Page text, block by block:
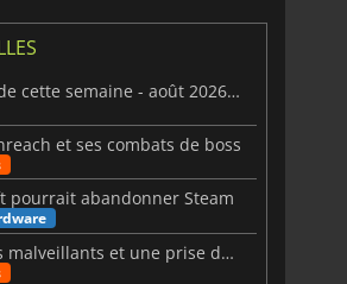
Sorties de jeux vidéo de cette semaine - août 2026 (semaine 32)
et ses combats de boss
pourrait abandonner Steam
Des cartes de logiciels malveillants et une prise de contrôle de Discord ont touché Meccha Chameleon